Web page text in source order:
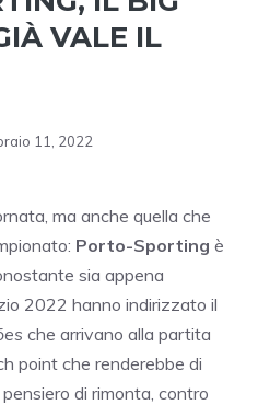
VALE IL
11, 2022
ma anche quella che
Porto-Sporting è
sia appena
2022 hanno indirizzato il
che arrivano alla partita
point che renderebbe di
di rimonta, contro